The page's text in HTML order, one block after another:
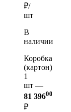
₽/
шт
В
наличии
Коробка
(картон)
1
шт —
81 39600
₽